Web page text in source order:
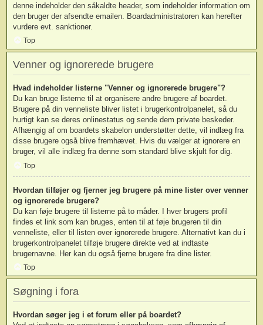
denne indeholder den såkaldte header, som indeholder information om
den bruger der afsendte emailen. Boardadministratoren kan herefter
vurdere evt. sanktioner.
Top
Venner og ignorerede brugere
Hvad indeholder listerne "Venner og ignorerede brugere"?
Du kan bruge listerne til at organisere andre brugere af boardet.
Brugere på din venneliste bliver listet i brugerkontrolpanelet, så du
hurtigt kan se deres onlinestatus og sende dem private beskeder.
Afhængig af om boardets skabelon understøtter dette, vil indlæg fra
disse brugere også blive fremhævet. Hvis du vælger at ignorere en
bruger, vil alle indlæg fra denne som standard blive skjult for dig.
Top
Hvordan tilføjer og fjerner jeg brugere på mine lister over venner
og ignorerede brugere?
Du kan føje brugere til listerne på to måder. I hver brugers profil
findes et link som kan bruges, enten til at føje brugeren til din
venneliste, eller til listen over ignorerede brugere. Alternativt kan du i
brugerkontrolpanelet tilføje brugere direkte ved at indtaste
brugernavne. Her kan du også fjerne brugere fra dine lister.
Top
Søgning i fora
Hvordan søger jeg i et forum eller på boardet?